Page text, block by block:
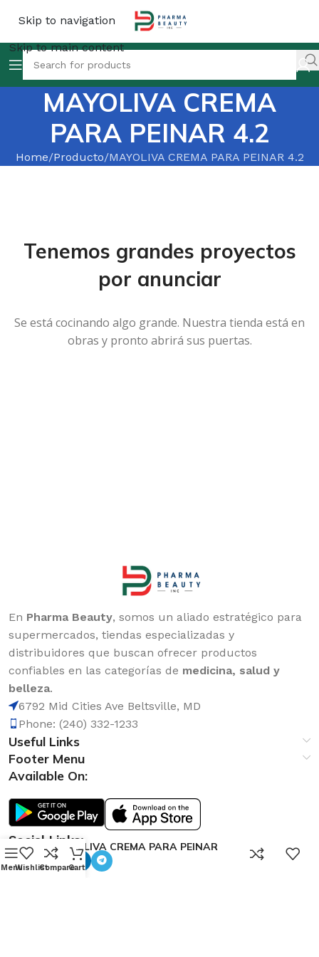
Skip to navigation
Skip to main content
MAYOLIVA CREMA
PARA PEINAR 4.2
Home Producto MAYOLIVA CREMA PARA PEINAR 4.2
Tenemos grandes proyectos
por anunciar
Se está cocinando algo grande. Nuestra tienda está en
obras y pronto abrirá sus puertas.
En Pharma Beauty, somos un aliado estratégico para
supermercados, tiendas especializadas y
distribuidores que buscan ofrecer productos
confiables en las categorías de medicina, salud y
belleza.
6792 Mid Cities Ave Beltsville, MD
Phone: (240) 332-1233
Useful Links
Footer Menu
Available On:
Social Links:MAYOLIVA CREMA PARA PEINAR
4.2
MenuWishlistCompare
0
Cart